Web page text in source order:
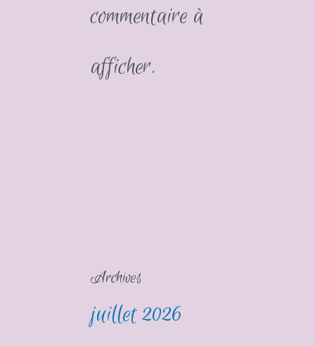
commentaire à
afficher.
Archives
juillet 2026